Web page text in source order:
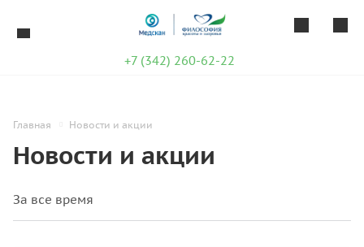
+7 (342) 260-62-22
Главная Новости и акции
Новости и акции